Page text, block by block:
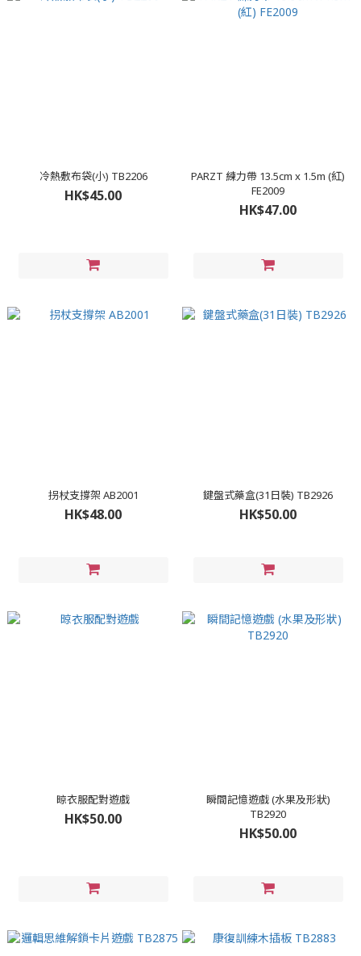
冷熱敷布袋(小) TB2206
HK$45.00
PARZT 練力帶 13.5cm x 1.5m (紅)
FE2009
HK$47.00
拐杖支撐架 AB2001
HK$48.00
鍵盤式藥盒(31日裝) TB2926
HK$50.00
晾衣服配對遊戲
HK$50.00
瞬間記憶遊戲 (水果及形狀)
TB2920
HK$50.00